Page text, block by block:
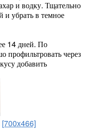
и водку. Тщательно
и убрать в темное
14 дней. По
профильтровать через
добавить
[700x466]